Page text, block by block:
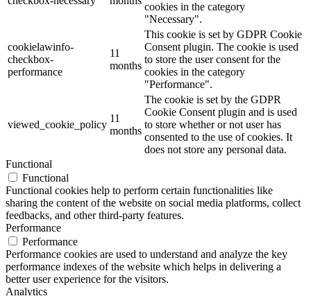
cookies in the category
"Necessary".
cookielawinfo-
checkbox-
performance
11
months
This cookie is set by GDPR Cookie
Consent plugin. The cookie is used
to store the user consent for the
cookies in the category
"Performance".
viewed_cookie_policy
11
months
The cookie is set by the GDPR
Cookie Consent plugin and is used
to store whether or not user has
consented to the use of cookies. It
does not store any personal data.
Functional
Functional
Functional cookies help to perform certain functionalities like
sharing the content of the website on social media platforms, collect
feedbacks, and other third-party features.
Performance
Performance
Performance cookies are used to understand and analyze the key
performance indexes of the website which helps in delivering a
better user experience for the visitors.
Analytics